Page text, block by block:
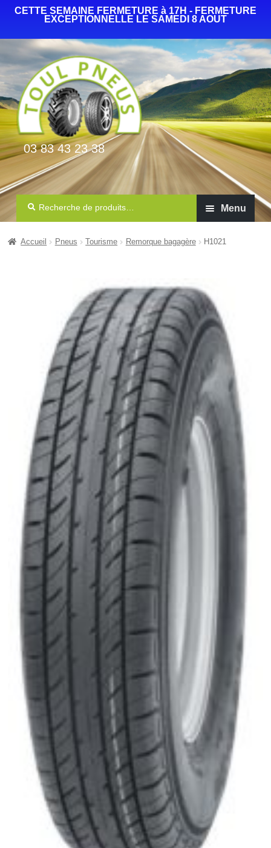
CETTE SEMAINE FERMETURE à 17H - FERMETURE
EXCEPTIONNELLE LE SAMEDI 8 AOUT
03 83 43 23 38
Recherche
Menu
Gardiennage
Mécanique rapide
Contact
Accueil Pneus Tourisme Remorque bagagère H1021